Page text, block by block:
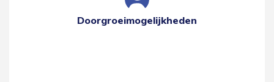
Doorgroeimogelijkheden